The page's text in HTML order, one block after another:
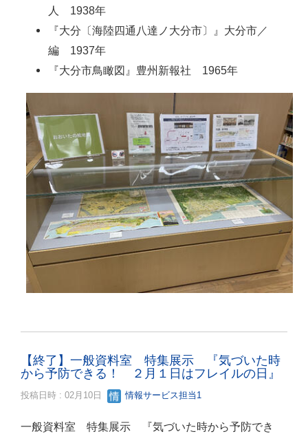
人 1938年
『大分〔海陸四通八達ノ大分市〕』大分市／
編 1937年
『大分市鳥瞰図』豊州新報社 1965年
【終了】一般資料室 特集展示 『気づいた時
から予防できる！ ２月１日はフレイルの日』
投稿日時 : 02月10日 情報サービス担当1
一般資料室 特集展示 『気づいた時から予防でき